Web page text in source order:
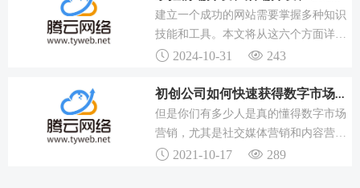
建立一个成功的网站需要掌握多种知识
技能和工具。本文将从这六个方面详细
阐述建网站所需的知识技能和工具。建
能和工具。每个方面都有其独特的技术
和工具，需要开发者不断学习和实践。
通过系统地掌握这些知识和技能，你将
能够创建出功能强大、用户友好且具有
2024-10-31 243
初创公司如何快速获得数字市场营销技能？内容机器Dan出品
但是你们有多少人是真的懂得数字市场
营销，尤其是社交媒体营销和内容营销
的知识呢？笔者很有必要告诉你们哪儿
2021-10-17 289